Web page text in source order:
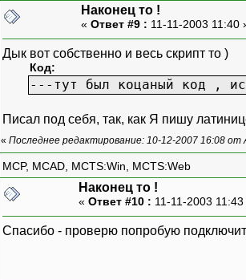
Наконец то !
« Ответ #9 : 11-11-2003 11:40
Дык вот собственно и весь скрипт то )
Код:
---тут был коцаный код ,
Писал под себя, так, как Я пишу
« Последнее редактирование: 10-12-2007 16:08 от
MCP, MCAD, MCTS:Win, MCTS:Web
Наконец то !
« Ответ #10 : 11-11-2003 11:43
Спасибо - проверю попробую